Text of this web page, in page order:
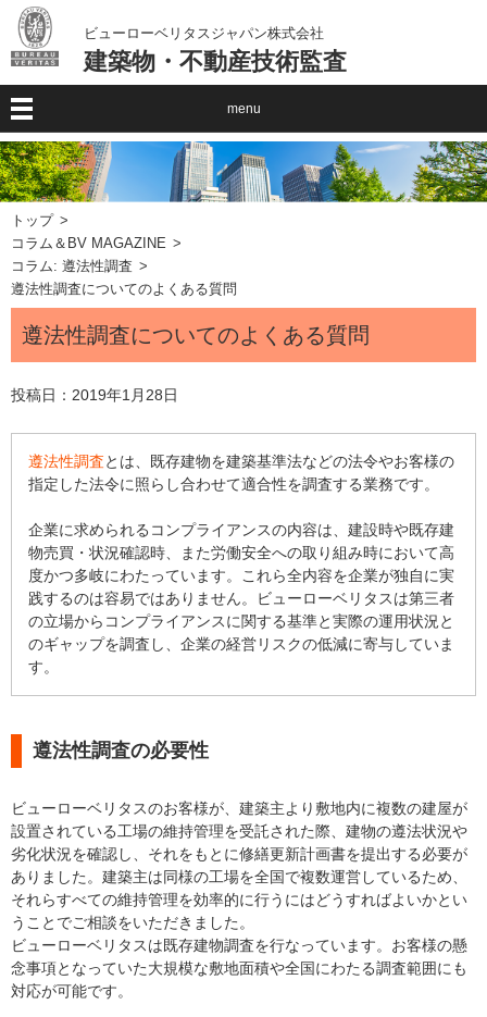
ビューローベリタスジャパン株式会社
建築物・不動産技術監査
menu
トップ
コラム＆BV MAGAZINE
コラム: 遵法性調査
遵法性調査についてのよくある質問
遵法性調査についてのよくある質問
投稿日： 2019年1月28日
遵法性調査とは、
既存建物を建築基準法などの法令やお客様の
指定した法令に照らし合わせて適合性を調査する業務です。
企業に求められるコンプライアンスの内容は、建設時や既存建
物売買・状況確認時、また労働安全への取り組み時において高
度かつ多岐にわたっています。これら全内容を企業が独自に実
践するのは容易ではありません。ビューローベリタスは第三者
の立場からコンプライアンスに関する基準と実際の運用状況と
のギャップを調査し、企業の経営リスクの低減に寄与していま
す。
遵法性調査の必要性
ビューローベリタスのお客様が、建築主より敷地内に複数の建屋が
設置されている工場の維持管理を受託された際、建物の遵法状況や
劣化状況を確認し、それをもとに修繕更新計画書を提出する必要が
ありました。建築主は同様の工場を全国で複数運営しているため、
それらすべての維持管理を効率的に行うにはどうすればよいかとい
うことでご相談をいただきました。
ビューローベリタスは既存建物調査を行なっています。お客様の懸
念事項となっていた大規模な敷地面積や全国にわたる調査範囲にも
対応が可能です。